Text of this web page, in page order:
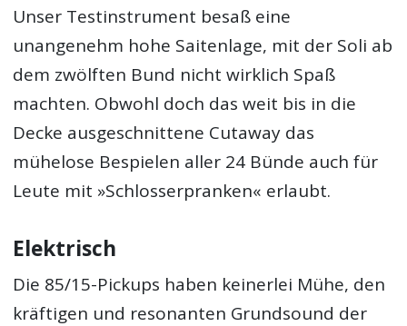
Unser Testinstrument besaß eine
unangenehm hohe Saitenlage, mit der Soli ab
dem zwölften Bund nicht wirklich Spaß
machten. Obwohl doch das weit bis in die
Decke ausgeschnittene Cutaway das
mühelose Bespielen aller 24 Bünde auch für
Leute mit »Schlosserpranken« erlaubt.
Elektrisch
Die 85/15-Pickups haben keinerlei Mühe, den
kräftigen und resonanten Grundsound der